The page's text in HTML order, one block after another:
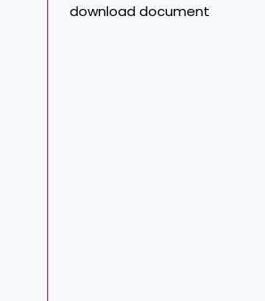
download document